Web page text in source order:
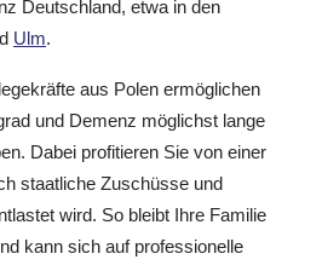
Deutschland, etwa in den
Ulm.
aus Polen ermöglichen
und Demenz möglichst lange
Dabei profitieren Sie von einer
staatliche Zuschüsse und
wird. So bleibt Ihre Familie
kann sich auf professionelle